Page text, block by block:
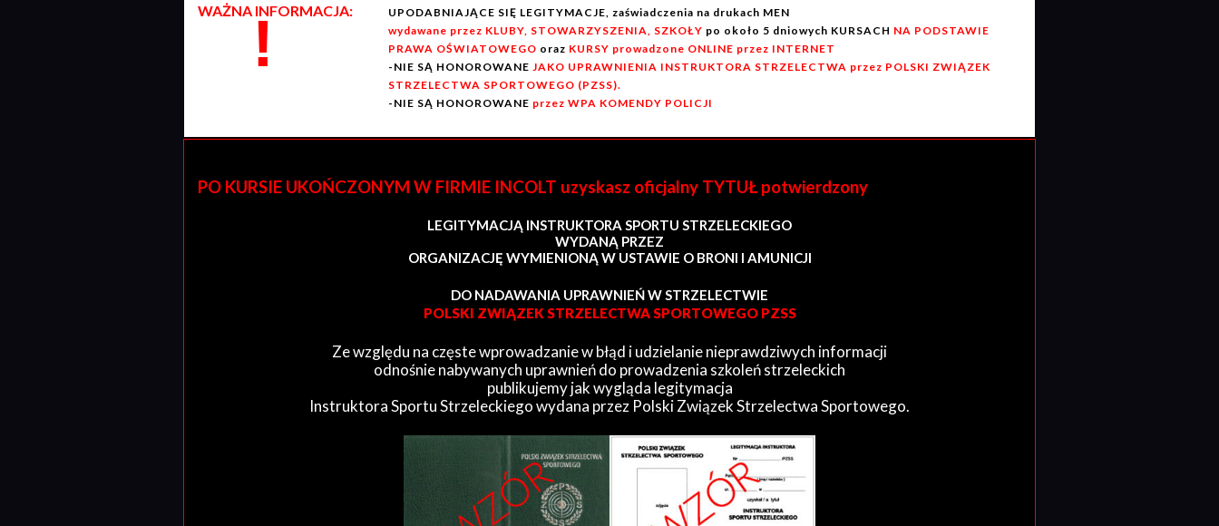
WAŻNA INFORMACJA:
!
UPODABNIAJĄCE SIĘ LEGITYMACJE, zaświadczenia na drukach MEN
wydawane przez KLUBY, STOWARZYSZENIA, SZKOŁY po około 5 dniowych KURSACH NA PODSTAWIE
PRAWA OŚWIATOWEGO oraz KURSY prowadzone ONLINE przez INTERNET
-NIE SĄ HONOROWANE JAKO UPRAWNIENIA INSTRUKTORA STRZELECTWA przez POLSKI ZWIĄZEK
STRZELECTWA SPORTOWEGO (PZSS).
-NIE SĄ HONOROWANE przez WPA KOMENDY POLICJI
PO KURSIE UKOŃCZONYM W FIRMIE INCOLT uzyskasz oficjalny TYTUŁ potwierdzony
LEGITYMACJĄ INSTRUKTORA SPORTU STRZELECKIEGO
WYDANĄ PRZEZ
ORGANIZACJĘ WYMIENIONĄ W USTAWIE O BRONI I AMUNICJI
DO NADAWANIA UPRAWNIEŃ W STRZELECTWIE
POLSKI ZWIĄZEK STRZELECTWA SPORTOWEGO PZSS
Ze względu na częste wprowadzanie w błąd i udzielanie nieprawdziwych informacji
odnośnie nabywanych uprawnień do prowadzenia szkoleń strzeleckich
publikujemy jak wygląda legitymacja
Instruktora Sportu Strzeleckiego wydana przez Polski Związek Strzelectwa Sportowego.